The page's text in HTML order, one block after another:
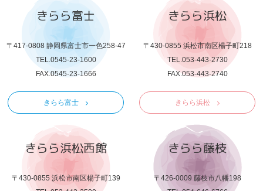
きらら富士
〒417-0808 静岡県富士市一色258-47
TEL.0545-23-1600
FAX.0545-23-1666
きらら富士
きらら浜松
〒430-0855 浜松市南区楊子町218
TEL.053-443-2730
FAX.053-443-2740
きらら浜松
きらら浜松西館
〒430-0855 浜松市南区楊子町139
きらら藤枝
〒426-0009 藤枝市八幡198